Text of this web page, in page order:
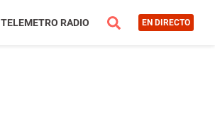
TELEMETRO RADIO EN DIRECTO